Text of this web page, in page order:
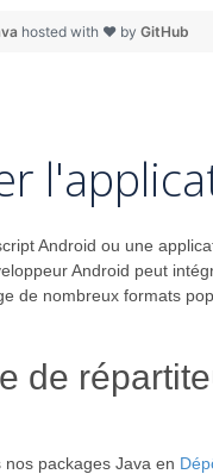
hosted with ❤ by GitHub
Android ou une
Android peut
de nombreux formats
de
packages Java en